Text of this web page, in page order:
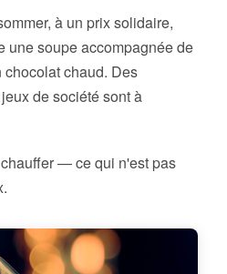
à un prix solidaire,
une soupe accompagnée de
chocolat chaud. Des
de société sont à
— ce qui n'est pas